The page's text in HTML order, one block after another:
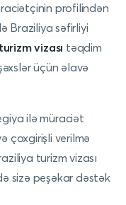
profilindən
Braziliya səfirliyi
vizası təqdim
üçün əlavə
ilə müraciət
çoxgirişli verilmə
turizm vizası
sizə peşəkar dəstək